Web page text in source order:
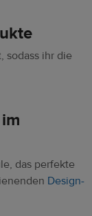
sodass ihr die
das perfekte
Design-